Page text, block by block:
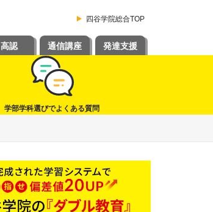
四谷学院総合TOP
高認 通信講座 発達支援
学部学科選びでよくある質問